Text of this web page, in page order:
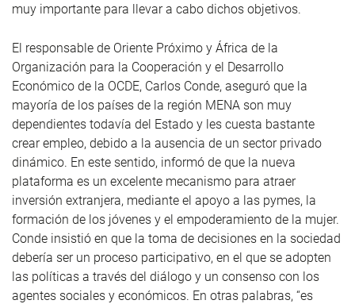
muy importante para llevar a cabo dichos objetivos.
El responsable de Oriente Próximo y África de la
Organización para la Cooperación y el Desarrollo
Económico de la OCDE, Carlos Conde, aseguró que la
mayoría de los países de la región MENA son muy
dependientes todavía del Estado y les cuesta bastante
crear empleo, debido a la ausencia de un sector privado
dinámico. En este sentido, informó de que la nueva
plataforma es un excelente mecanismo para atraer
inversión extranjera, mediante el apoyo a las pymes, la
formación de los jóvenes y el empoderamiento de la mujer.
Conde insistió en que la toma de decisiones en la sociedad
debería ser un proceso participativo, en el que se adopten
las políticas a través del diálogo y un consenso con los
agentes sociales y económicos. En otras palabras, “es